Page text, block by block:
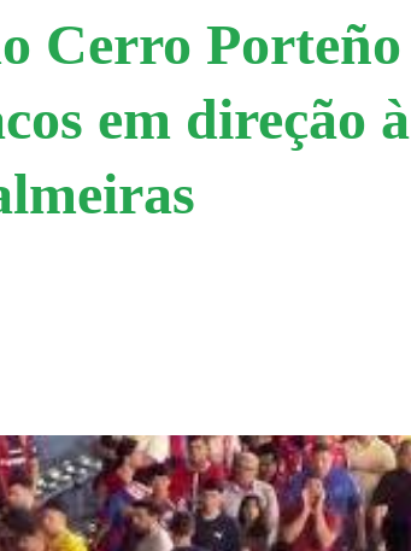
Cerro Porteño
em direção à